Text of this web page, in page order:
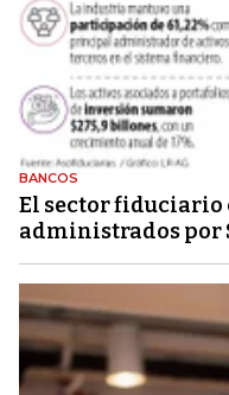
BANCOS
El sector fiduciario
administrados por